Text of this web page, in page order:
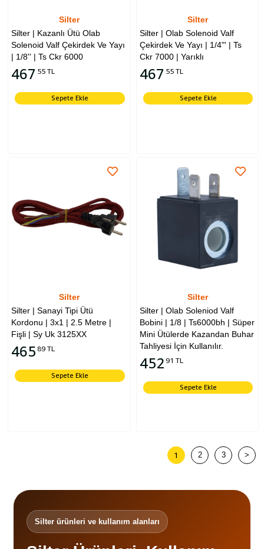
Silter
Silter | Kazanlı Ütü Olab
Solenoid Valf Çekirdek Ve Yayı
| 1/8'' | Ts Ckr 6000
467 55 TL
Sepete Ekle
Silter
Silter | Olab Solenoid Valf
Çekirdek Ve Yayı | 1/4"' | Ts
Ckr 7000 | Yarıklı
467 55 TL
Sepete Ekle
Silter
Silter | Sanayi Tipi Ütü
Kordonu | 3x1 | 2.5 Metre |
Fişli | Sy Uk 3125XX
465 89 TL
Sepete Ekle
Silter
Silter | Olab Soleniod Valf
Bobini | 1/8 | Ts6000bh | Süper
Mini Ütülerde Kazandan Buhar
Tahliyesi İçin Kullanılır.
452 91 TL
Sepete Ekle
1 2 3 >
Silter ürünleri ve kullanım alanları